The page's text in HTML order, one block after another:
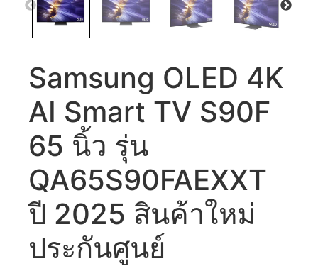
Samsung OLED 4K
AI Smart TV S90F
65 นิ้ว รุ่น
QA65S90FAEXXT
ปี 2025 สินค้าใหม่
ประกันศูนย์